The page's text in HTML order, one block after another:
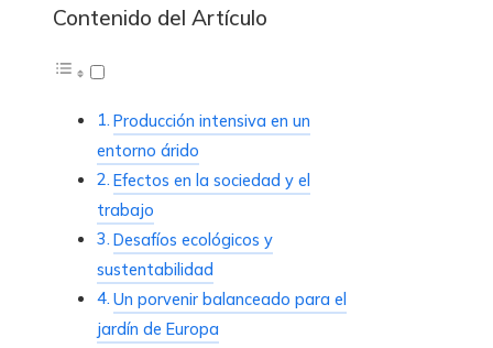
Contenido del Artículo
Producción intensiva en un
entorno árido
Efectos en la sociedad y el
trabajo
Desafíos ecológicos y
sustentabilidad
Un porvenir balanceado para el
jardín de Europa